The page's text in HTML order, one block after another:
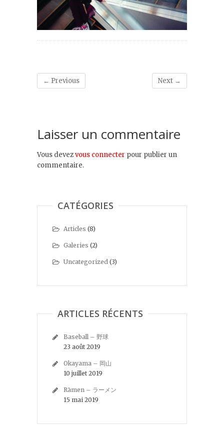
← Previous Next →
Laisser un commentaire
Vous devezvous connecter pour publier un
commentaire.
CATÉGORIES
Articles (8)
Galeries (2)
Uncategorized (3)
ARTICLES RÉCENTS
Baseball – 野球
23 août 2019
Okayama – 岡山
10 juillet 2019
Rāmen – ラーメン
15 mai 2019